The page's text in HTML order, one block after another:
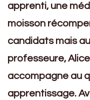
apprenti, une
moisson
candidats mais
professeure,
accompagne au
apprentissage.